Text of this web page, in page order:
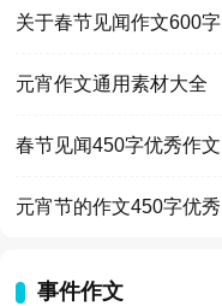
关于春节见闻作文600字
元宵作文通用素材大全
春节见闻450字优秀作文
元宵节的作文450字优秀
事件作文